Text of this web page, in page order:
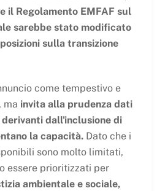
il Regolamento EMFAF sul
sarebbe stato modificato
sulla transizione
come tempestivo e
ma invita alla prudenza dati
dall'inclusione di
la capacità.Dato che i
sono molto limitati,
essere prioritizzati per
ambientale e sociale,